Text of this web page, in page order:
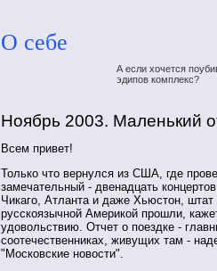
О себе
А если хочется
эдипов комплекс?
Ноябрь 2003. Маленький
Всем привет!
Только что вернулся из США, где
замечательный - двенадцать
Чикаго, Атланта и даже Хьюстон, штат
русскоязычной Америкой прошли,
удовольствию. Отчет о поездке -
соотечественниках, живущих там -
"Московские новости".